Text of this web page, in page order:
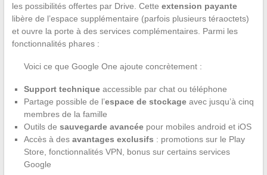
les possibilités offertes par Drive. Cette extension payante
libère de l’espace supplémentaire (parfois plusieurs téraoctets)
et ouvre la porte à des services complémentaires. Parmi les
fonctionnalités phares :
Voici ce que Google One ajoute concrètement :
Support techniqueaccessible par chat ou téléphone
Partage possible de l’espace de stockageavec jusqu’à cinq
membres de la famille
Outils de sauvegarde avancéepour mobiles android et iOS
Accès à des avantages exclusifs : promotions sur le Play
Store, fonctionnalités VPN, bonus sur certains services
Google